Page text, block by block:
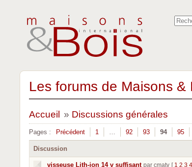
Les forums de Maisons &
Accueil » Discussions générales
Pages : Précédent 1 … 92 93 94 95
Discussion
visseuse Lith-ion 14 v suffisant par cmatv [ 1 2 3 4